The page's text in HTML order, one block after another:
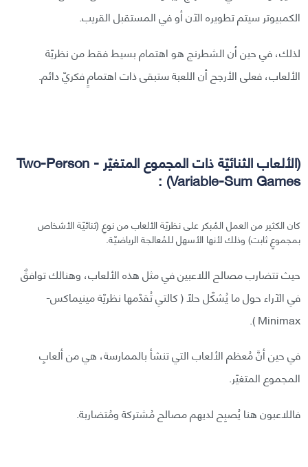
الكمبيوتر سيتم تطويره الآن أو في المستقبل القريب.
لذلك، في حين أن الشطرنج هو اهتمام بسيط فقط من نظريّة
الألعاب، فعلى الأرجح أن اللعبة ستبقى ذات اهتمامٍ فكريّ دائم.
(الألعاب الثنائيّة ذات المجموع المتغيّر - Two-Person
Variable-Sum Games) :
كان الكثير من العمل المُبكر على نظريّة الألعاب من نوعِ (ثنائيّة الأشخاص
بمجموعٍ ثابت) وذلك لأنها الأسهل للمُعالجة الرياضيّة.
حيث تتضارب مصالح اللاعبين في مثل هذه الألعاب، وهنالك توافقٌ
في الآراء حول ما يُشكّل حلًا ( كالتي تُقدّمها نظريّة مينيماكس-
Minimax ).
في حين أنَّ مُعظم الألعاب التي تنشأ بالممارسة، هي من ألعابِ
المجموع المتغيّر.
فاللاعبون هنا يُصبِح لديهم مصالح مُشتركة ومُتضاربة.